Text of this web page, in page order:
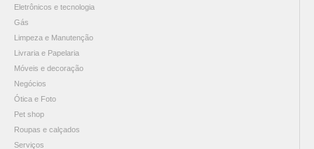
Eletrônicos e tecnologia
Gás
Limpeza e Manutenção
Livraria e Papelaria
Móveis e decoração
Negócios
Ótica e Foto
Pet shop
Roupas e calçados
Serviços